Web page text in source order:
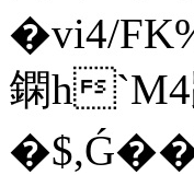
�vi4/
䥜h`M4